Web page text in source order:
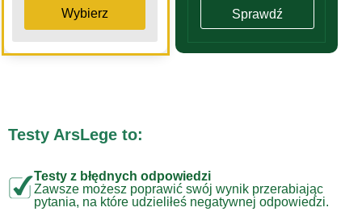
Wybierz Sprawdź
Testy ArsLege to:
Testy z błędnych odpowiedzi
Zawsze możesz poprawić swój wynik przerabiając
pytania, na które udzieliłeś negatywnej odpowiedzi.